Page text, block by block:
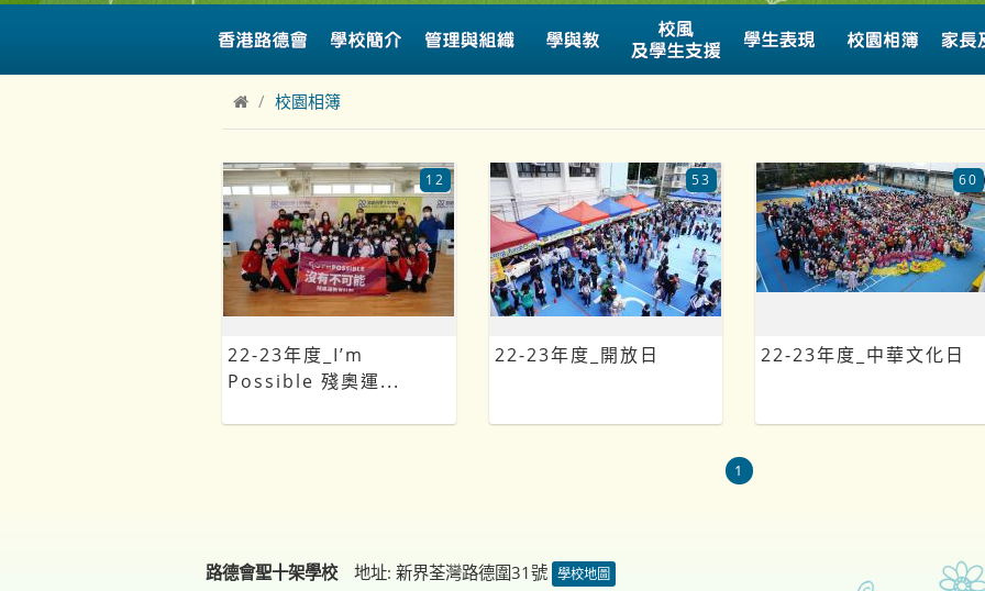
校園相簿
22-23年度_I’m
Possible 殘奧運...
12
22-23年度_開放日
53
22-23年度_中華文化日
60
1
路德會聖十架學校 地址: 新界荃灣路德圍31號 學校地圖